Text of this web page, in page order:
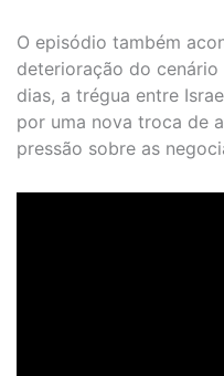
O episódio também
deterioração do
dias, a trégua entre
por uma nova troca de
pressão sobre as